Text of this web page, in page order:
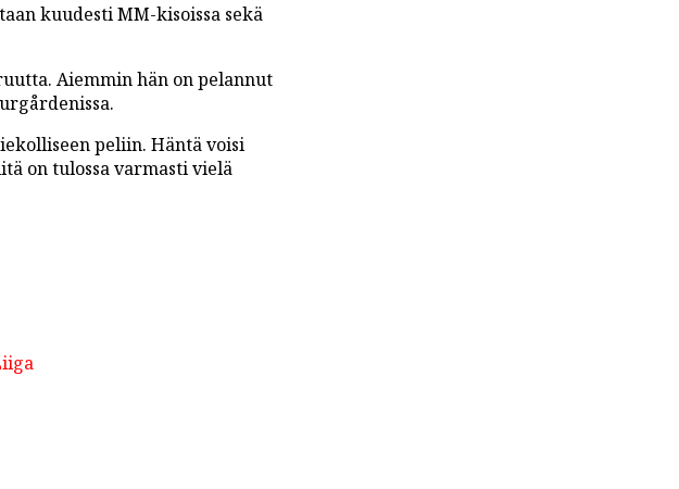
kuudesti MM-kisoissa sekä
Aiemmin hän on pelannut
peliin. Häntä voisi
on tulossa varmasti vielä